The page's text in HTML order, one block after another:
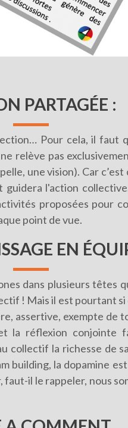
PARTAGÉE :
Pour cela, il faut
relève pas
une vision). Car
l'action
proposées pour
point de vue.
EN
dans plusieurs têtes
! Mais il est pourtant
assertive, exempte de
la réflexion conjointe
collectif la richesse de
building, la dopamine
faut-il le rappeler, nous